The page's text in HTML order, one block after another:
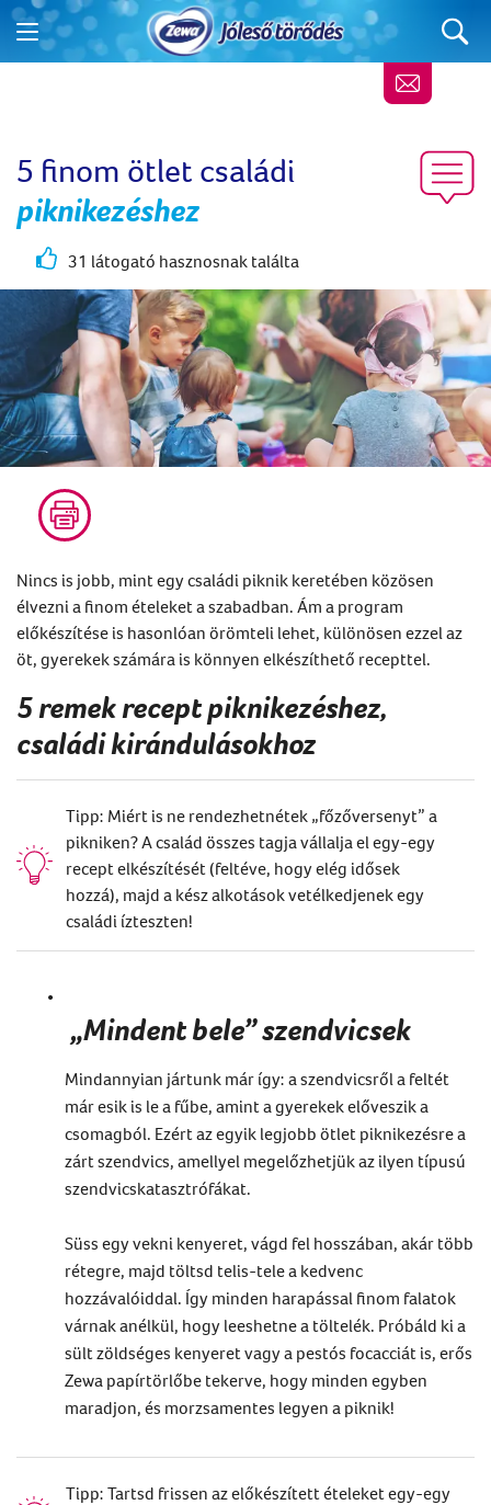
5 finom ötlet családi
piknikezéshez
31 látogató hasznosnak találta
Nincs is jobb, mint egy családi piknik keretében közösen
élvezni a finom ételeket a szabadban. Ám a program
előkészítése is hasonlóan örömteli lehet, különösen ezzel az
öt, gyerekek számára is könnyen elkészíthető recepttel.
5 remek recept piknikezéshez,
családi kirándulásokhoz
Tipp: Miért is ne rendezhetnétek „főzőversenyt” a
pikniken? A család összes tagja vállalja el egy-egy
recept elkészítését (feltéve, hogy elég idősek
hozzá), majd a kész alkotások vetélkedjenek egy
családi ízteszten!
„Mindent bele” szendvicsek
Mindannyian jártunk már így: a szendvicsről a feltét
már esik is le a fűbe, amint a gyerekek előveszik a
csomagból. Ezért az egyik legjobb ötlet piknikezésre a
zárt szendvics, amellyel megelőzhetjük az ilyen típusú
szendvicskatasztrófákat.
Süss egy vekni kenyeret, vágd fel hosszában, akár több
rétegre, majd töltsd telis-tele a kedvenc
hozzávalóiddal. Így minden harapással finom falatok
várnak anélkül, hogy leeshetne a töltelék. Próbáld ki a
sült zöldséges kenyeret vagy a pestós focacciát is, erős
Zewa papírtörlőbe tekerve, hogy minden egyben
maradjon, és morzsamentes legyen a piknik!
Tipp: Tartsd frissen az előkészített ételeket egy-egy